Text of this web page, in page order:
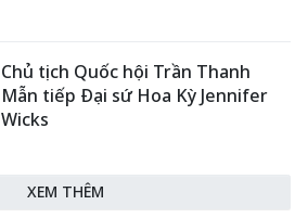
Chủ tịch Quốc hội Trần Thanh
Mẫn tiếp Đại sứ Hoa Kỳ Jennifer
Wicks
XEM THÊM